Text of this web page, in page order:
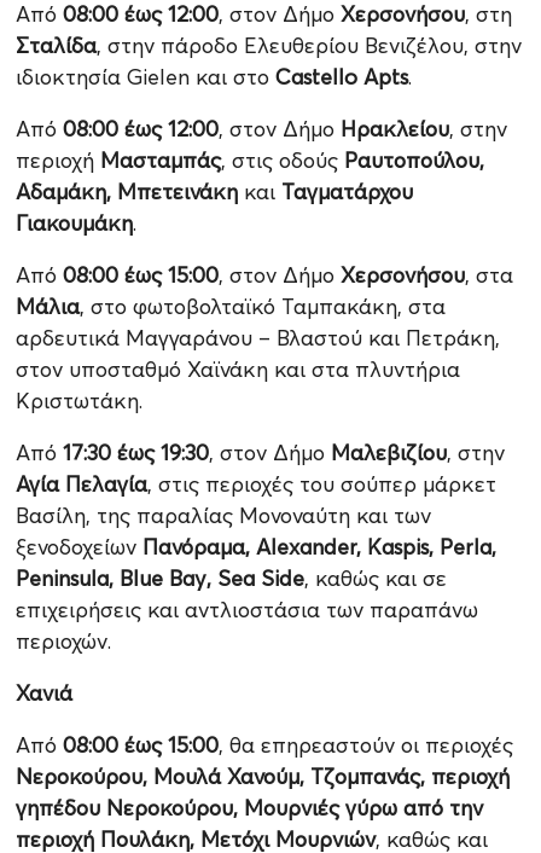
Από 08:00 έως 12:00, στον Δήμο Χερσονήσου, στη
Σταλίδα, στην πάροδο Ελευθερίου Βενιζέλου, στην
ιδιοκτησία Gielen και στο Castello Apts.
Από 08:00 έως 12:00, στον Δήμο Ηρακλείου, στην
περιοχή Μασταμπάς, στις οδούς Ραυτοπούλου,
Αδαμάκη, Μπετεινάκηκαι Ταγματάρχου
Γιακουμάκη.
Από 08:00 έως 15:00, στον Δήμο Χερσονήσου, στα
Μάλια, στο φωτοβολταϊκό Ταμπακάκη, στα
αρδευτικά Μαγγαράνου – Βλαστού και Πετράκη,
στον υποσταθμό Χαϊνάκη και στα πλυντήρια
Κριστωτάκη.
Από 17:30 έως 19:30, στον Δήμο Μαλεβιζίου, στην
Αγία Πελαγία, στις περιοχές του σούπερ μάρκετ
Βασίλη, της παραλίας Μονοναύτη και των
ξενοδοχείων Πανόραμα, Alexander, Kaspis, Perla,
Peninsula, Blue Bay, Sea Side, καθώς και σε
επιχειρήσεις και αντλιοστάσια των παραπάνω
περιοχών.
Χανιά
Από 08:00 έως 15:00, θα επηρεαστούν οι περιοχές
Νεροκούρου, Μουλά Χανούμ, Τζομπανάς, περιοχή
γηπέδου Νεροκούρου, Μουρνιές γύρω από την
περιοχή Πουλάκη, Μετόχι Μουρνιών, καθώς και